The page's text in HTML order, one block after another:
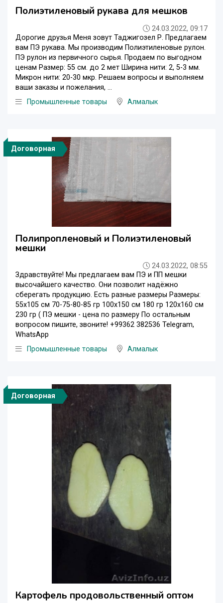
Полиэтиленовый рукава для мешков
24.03.2022, 09:17
Дорогие друзья Меня зовут Таджигозел Р. Предлагаем
вам ПЭ рукава. Мы производим Полиэтиленовые рулон.
ПЭ рулон из первичного сырья. Продаем по выгодном
ценам Размер: 55 см. до 2 мет Ширина нити: 2, 5-3 мм.
Микрон нити: 20-30 мкр. Решаем вопросы и выполняем
ваши заказы и пожелания, ...
Промышленные товары
Алмалык
Договорная
Полипропленовый и Полиэтиленовый
мешки
24.03.2022, 08:55
Здравствуйте! Мы предлагаем вам ПЭ и ПП мешки
высочайшего качество. Они позволит надёжно
сберегать продукцию. Есть разные размеры Размеры:
55х105 см 70-75-80-85 гр 100х150 см 180 гр 120х160 см
230 гр ( ПЭ мешки - цена по размеру По остальным
вопросом пишите, звоните! +99362 382536 Telegram,
WhatsApp
Промышленные товары
Алмалык
Договорная
Картофель продовольственный оптом